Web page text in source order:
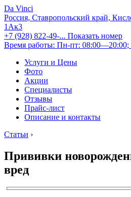
Da Vinci
Россия, Ставропольский край,
1Ак3
+7 (928) 822-49-... Показать номер
Время работы: Пн-пт:
Услуги и Цены
Фото
Акции
Специалисты
Отзывы
Прайс-лист
Описание и контакты
Статьи ›
Прививки
вред